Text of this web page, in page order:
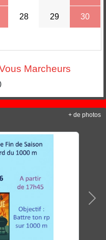
28 29 30
Marcheurs
+ de photos